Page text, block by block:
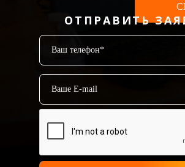
ОТПРАВИТЬ